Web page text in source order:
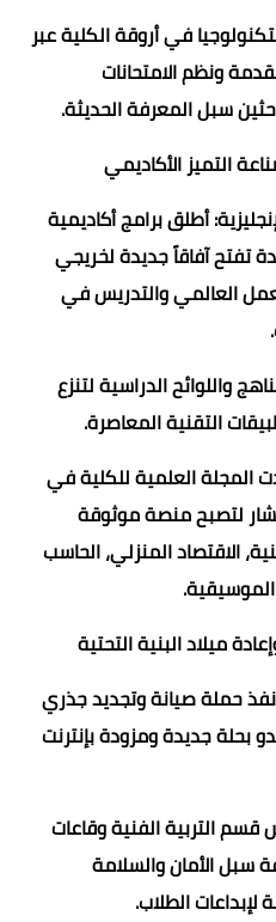
في أروقة الكلية عبر
ونظم الامتحانات
سبل المعرفة الحديثة.
التميز الأكاديمي
أطلق برامج أكاديمية
تفتح آفاقاً جديدة لخريجي
العالمي والتدريس في
واللوائح الدراسية لتنزع
التقنية المعاصرة.
المجلة العلمية للكلية في
لتصبح منصة موثوقة
الاقتصاد المنزلي، الحاسب
الموسيقية.
ميلاد البنية التحتية
حملة صيانة وتجديد جذري
بحلة جديدة ومزودة بإنترنت
التربية الفنية وقاعات
سبل الأمان والسلامة
الطلاب.